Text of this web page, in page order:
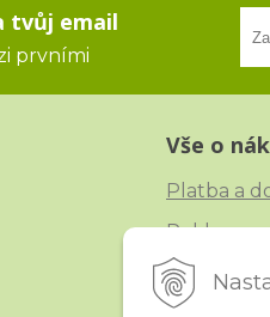
tvůj email
prvními
Vše o
Platba a
Obchodní